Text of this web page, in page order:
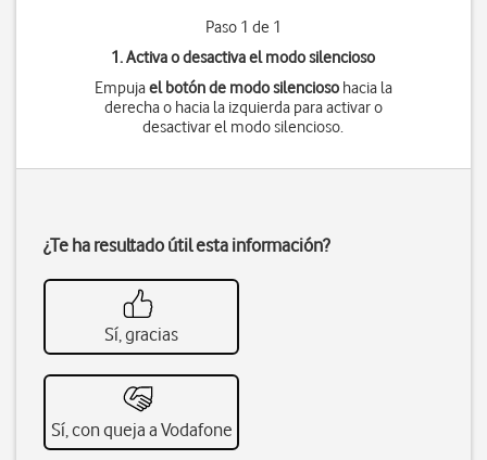
Paso 1 de 1
1. Activa o desactiva el modo silencioso
Empujael botón de modo silenciosohacia la
derecha o hacia la izquierda para activar o
desactivar el modo silencioso.
¿Te ha resultado útil esta información?
Sí, gracias
Sí, con queja a Vodafone